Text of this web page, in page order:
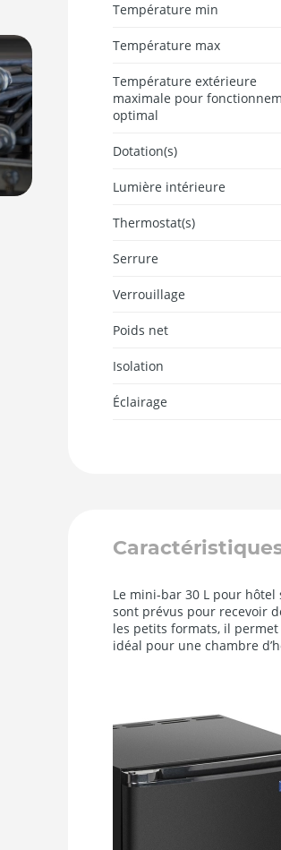
Température min
Température max
Température extérieure
maximale pour
optimal
Dotation(s)
Lumière intérieure
Thermostat(s)
Serrure
Verrouillage
Poids net
Isolation
Éclairage
Le mini-bar 30 L pour
sont prévus pour recevoir
les petits formats, il permet
idéal pour une chambre